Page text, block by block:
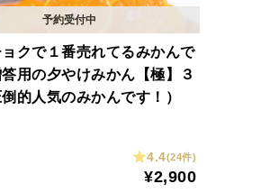
ョクで１番売れてるみかんで
用の夕やけみかん【極】３
的人気のみかんです！）
4.4(24件)
¥2,900